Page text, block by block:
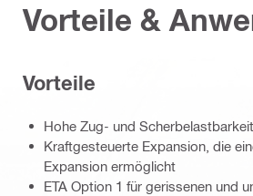
Vorteile &
Vorteile
Hohe Zug- und Scherbelastbarkeit
Kraftgesteuerte Expansion, die
Expansion ermöglicht
ETA Option 1 für gerissenen und